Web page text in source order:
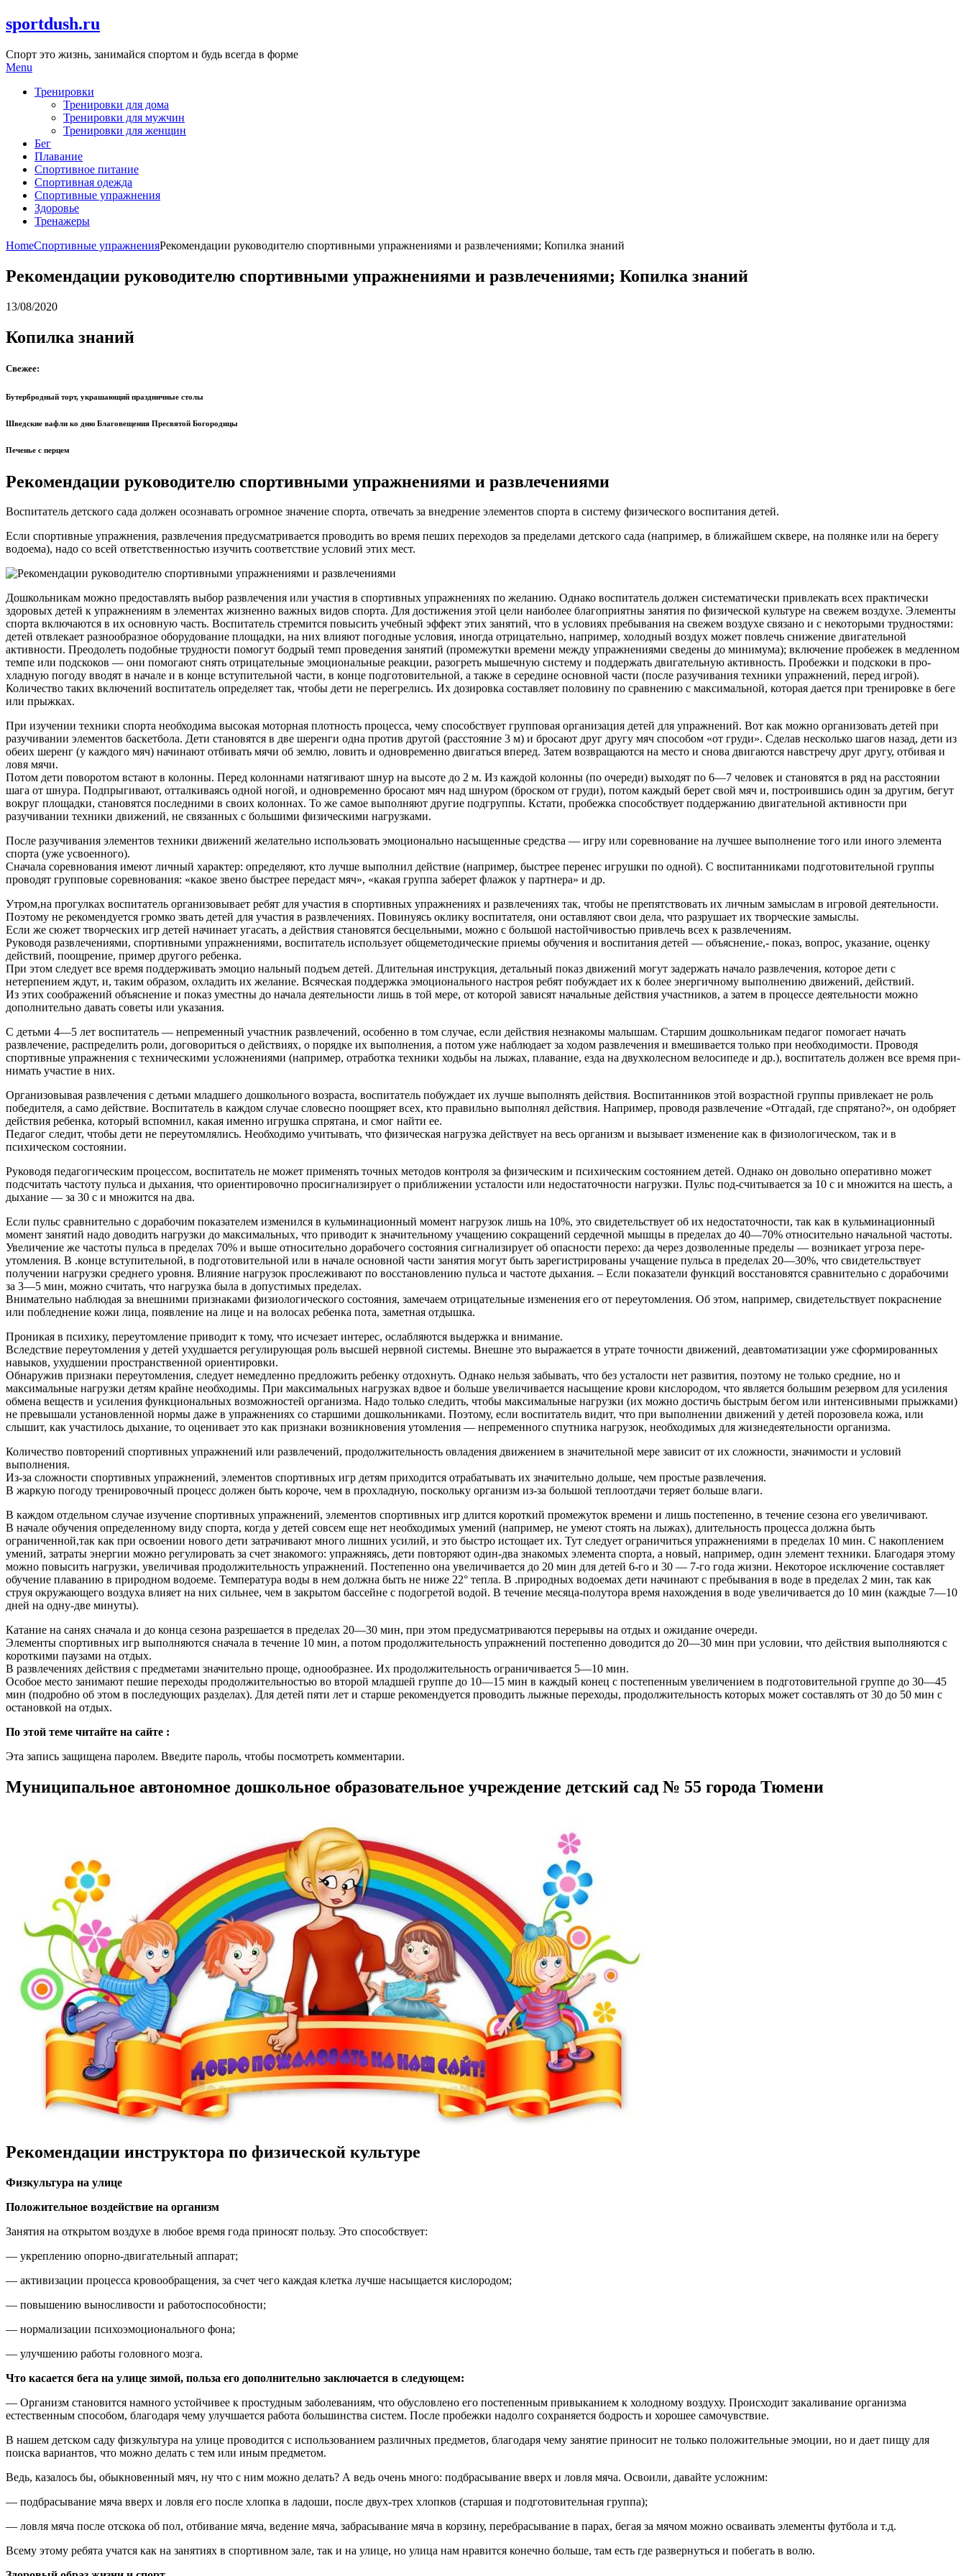
Skip
to
sportdush.ru
Спорт это жизнь, занимайся спортом и будь всегда в форме
Menu
Тренировки
Тренировки для дома
Тренировки для мужчин
Тренировки для женщин
Бег
Плавание
Спортивное питание
Спортивная одежда
Спортивные упражнения
Здоровье
Тренажеры
HomeСпортивные упражненияРекомендации руководителю спортивными упражнениями и развлечениями; Копилка знаний
Рекомендации руководителю спортивными упражнениями и развлечениями; Копилка знаний
13/08/2020
Копилка знаний
Свежее:
Бутербродный торт, украшающий праздничные столы
Шведские вафли ко дню Благовещения Пресвятой Богородицы
Печенье с перцем
Рекомендации руководителю спортивными упражнениями и развлечениями
Воспитатель детского сада должен осознавать огром­ное значение спорта, отвечать за внедрение элементов спорта в систему физического воспитания детей.
Если спортивные упражнения, развлечения предусматривается проводить во время пеших переходов за пределами детского сада (например, в ближайшем сквере, на полянке или на берегу
водоема), надо со всей ответственностью изучить соответствие условий этих мест.
Дошкольникам можно предоставлять выбор развле­чения или участия в спортивных упражнениях по желанию. Однако воспитатель должен систематически привлекать всех практически
здоровых детей к упражнениям в элемен­тах жизненно важных видов спорта. Для достижения этой цели наиболее благоприятны занятия по физической культуре на свежем воздухе. Элементы
спорта включаются в их основную часть. Воспитатель стремится повысить учебный эффект этих занятий, что в условиях пребывания на свежем воздухе связано и с некоторыми трудностями:
детей отвлекает разнообразное оборудование площадки, на них влияют погодные условия, иногда отрицательно, например, холодный воздух может повлечь сни­жение двигательной
активности. Преодолеть подобные трудности помогут бодрый темп проведения занятий (промежутки времени между упражнениями сведены до минимума); включение пробежек в медленном
темпе или подскоков — они помогают снять отрицательные эмоциональные реакции, разогреть мышечную систему и поддержать двигательную активность. Пробежки и подскоки в про­
хладную погоду вводят в начале и в конце вступитель­ной части, в конце подготовительной, а также в сере­дине основной части (после разучивания техники упраж­нений, перед игрой).
Количество таких включений воспита­тель определяет так, чтобы дети не перегрелись. Их дозировка составляет половину по сравнению с макси­мальной, которая дается при тренировке в беге
или прыжках.
При изучении техники спорта необходима высокая моторная плотность процесса, чему способствует групповая организация детей для упражнений. Вот как можно организовать детей при
разучивании элементов баскетбо­ла. Дети становятся в две шеренги одна против другой (расстояние 3 м) и бросают друг другу мяч способом «от груди». Сделав несколько шагов назад, дети из
обеих шеренг (у каждого мяч) начинают отбивать мячи об землю, ловить и одновременно двигаться вперед. Затем возвращаются на место и снова двигаются навстречу друг другу, отбивая и
ловя мячи.
Потом дети поворотом встают в колонны. Перед ко­лоннами натягивают шнур на высоте до 2 м. Из каждой колонны (по очереди) выходят по 6—7 человек и стано­вятся в ряд на расстоянии
шага от шнура. Подпрыги­вают, отталкиваясь одной ногой, и одновременно бро­сают мяч над шнуром (броском от груди), потом каждый берет свой мяч и, построившись один за другим, бегут
вокруг площадки, становятся последними в своих колон­нах. То же самое выполняют другие подгруппы. Кстати, пробежка способствует поддержанию двигательной актив­ности при
разучивании техники движений, не связанных с большими физическими нагрузками.
После разучивания элементов техники движений же­лательно использовать эмоционально насыщенные сред­ства — игру или соревнование на лучшее выполнение того или иного элемента
спорта (уже усвоенного).
Сначала соревнования имеют личный характер: определяют, кто лучше выполнил действие (например, быстрее перенес игрушки по одной). С воспитанниками подготовительной группы
проводят групповые соревнования: «какое звено быстрее передаст мяч», «какая группа заберет флажок у партнера» и др.
Утром,на прогулках воспитатель организовывает ребят для участия в спортивных упражнениях и развлечениях так, чтобы не препятствовать их личным замыслам в игровой деятельности.
Поэтому не рекомендуется громко звать детей для участия в развлечениях. Повинуясь оклику воспитателя, они оставляют свои дела, что разрушает их творческие замыслы.
Если же сюжет творческих игр детей начинает угасать, а действия становятся бесцельными, можно с большой настойчивостью привлечь всех к развлечениям.
Руководя развлечениями, спортивными упражнениями, воспитатель использует общеметодические приемы обуче­ния и воспитания детей — объяснение,- показ, вопрос, ука­зание, оценку
действий, поощрение, пример другого ре­бенка.
При этом следует все время поддерживать эмоцио нальный подъем детей. Длительная инструкция, детальный показ движений могут задержать начало развлечения, которое дети с
нетерпением ждут, и, таким образом, охладить их желание. Всяческая поддержка эмоциональ­ного настроя ребят побуждает их к более энергичному выполнению движений, действий.
Из этих соображений объяснение и показ уместны до начала деятельности лишь в той мере, от которой зависят начальные действия участников, а затем в процессе дея­тельности можно
дополнительно давать советы или ука­зания.
С детьми 4—5 лет воспитатель — непременный участ­ник развлечений, особенно в том случае, если действия незнакомы малышам. Старшим дошкольникам педагог помогает начать
развлечение, распределить роли, догово­риться о действиях, о порядке их выполнения, а потом уже наблюдает за ходом развлечения и вмешивается только при необходимости. Проводя
спортивные упражне­ния с техническими усложнениями (например, отработка техники ходьбы на лыжах, плавание, езда на двухколесном велосипеде и др.), воспитатель должен все время при­
нимать участие в них.
Организовывая развлечения с детьми младшего дош­кольного возраста, воспитатель побуждает их лучше вы­полнять действия. Воспитанников этой возрастной группы привлекает не роль
победителя, а само действие. Воспи­татель в каждом случае словесно поощряет всех, кто правильно выполнял действия. Например, проводя развле­чение «Отгадай, где спрятано?», он одобряет
действия ребенка, который вспомнил, какая именно игрушка спря­тана, и смог найти ее.
Педагог следит, чтобы дети не переутомлялись. Не­обходимо учитывать, что физическая нагрузка действует на весь организм и вызывает изменение как в физиоло­гическом, так и в
психическом состоянии.
Руководя педагогическим процессом, воспитатель не может применять точных методов контроля за физическим и психическим состоянием детей. Однако он довольно оперативно может
подсчитать частоту пульса и дыхания, что ориентировочно просигнализирует о приближении усталости или недостаточности нагрузки. Пульс под-считывается за 10 с и множится на шесть, а
дыхание — за 30 с и множится на два.
Если пульс сравнительно с дорабочим показателем из­менился в кульминационный момент нагрузок лишь на 10%, это свидетельствует об их недостаточности, так как в кульминационный
момент занятий надо доводить на­грузки до максимальных, что приводит к значительному учащению сокращений сердечной мышцы в пределах до 40—70% относительно начальной частоты.
Увеличение же частоты пульса в пределах 70% и выше относительно дорабочего состояния сигнализирует об опасности перехо: да через дозволенные пределы — возникает угроза пере­
утомления. В .конце вступительной, в подготовительной или в начале основной части занятия могут быть зарегист­рированы учащение пульса в пределах 20—30%, что свидетельствует
получении нагрузки среднего уровня. Влияние нагрузок прослеживают по восстановлению пульса и частоте дыхания. – Если показатели функций восстановятся сравнительно с дорабочими
за 3—5 мин, можно считать, что нагрузка была в допустимых пределах.
Внимательно наблюдая за внешними признаками фи­зиологического состояния, замечаем отрицательные изме­нения его от переутомления. Об этом, например, сви­детельствует покраснение
или побледнение кожи лица, появление на лице и на волосах ребенка пота, заметная отдышка.
Проникая в психику, переутомление приводит к тому, что исчезает интерес, ослабляются выдержка и вни­мание.
Вследствие переутомления у детей ухудшается регули­рующая роль высшей нервной системы. Внешне это выра­жается в утрате точности движений, деавтоматизации уже сформированных
навыков, ухудшении пространственной ориентировки.
Обнаружив признаки переутомления, следует немед­ленно предложить ребенку отдохнуть. Однако нельзя забы­вать, что без усталости нет развития, поэтому не только средние, но и
максимальные нагрузки детям крайне не­обходимы. При максимальных нагрузках вдвое и больше увеличивается насыщение крови кислородом, что является большим резервом для усиления
обмена веществ и уси­ления функциональных возможностей организма. Надо только следить, чтобы максимальные нагрузки (их можно достичь быстрым бегом или интенсивными прыжками)
не превышали установленной нормы даже в упражне­ниях со старшими дошкольниками. Поэтому, если во­спитатель видит, что при выполнении движений у детей порозовела кожа, или
слышит, как участилось дыхание, то оценивает это как признаки возникновения утомле­ния — непременного спутника нагрузок, необходимых для жизнедеятельности организма.
Количество повторений спортивных упражнений или развлечений, продолжительность овладения движением в значительной мере зависит от их сложности, значимости и условий
выполнения.
Из-за сложности спортивных упражнений, элементов спортивных игр детям приходится отрабатывать их значи­тельно дольше, чем простые развлечения.
В жаркую погоду тренировочный процесс должен быть короче, чем в прохладную, поскольку организм из-за боль­шой теплоотдачи теряет больше влаги.
В каждом отдельном случае изучение спортивных упражнений, элементов спортивных игр длится короткий промежуток времени и лишь постепенно, в течение сезона его увеличивают.
В начале обучения определенному виду спорта, когда у детей совсем еще нет необходимых умений (например, не умеют стоять на лыжах), длительность процесса долж­на быть
ограниченной,так как при освоении нового дети затрачивают много лишних усилий, и это быстро исто­щает их. Тут следует ограничиться упражнениями в преде­лах 10 мин. С накоплением
умений, затраты энергии можно регулировать за счет знакомого: упражняясь, дети повторяют один-два знакомых элемента спорта, а новый, например, один элемент техники. Благодаря этому
можно повысить нагрузки, увеличивая продолжительность упражнений. Постепенно она увеличивается до 20 мин для детей 6-го и 30 — 7-го года жизни. Некоторое исклю­чение составляет
обучение плаванию в природном водоеме. Температура воды в нем должна быть не ниже 22° тепла. В .природных водоемах дети начинают с пре­бывания в воде в пределах 2 мин, так как
струя окру­жающего воздуха влияет на них сильнее, чем в закрытом бассейне с подогретой водой. В течение месяца-полутора время нахождения в воде увеличивается до 10 мин (каждые 7—10
дней на одну-две минуты).
Катание на санях сначала и до конца сезона разре­шается в пределах 20—30 мин, при этом предусматривают­ся перерывы на отдых и ожидание очереди.
Элементы спортивных игр выполняются сначала в те­чение 10 мин, а потом продолжительность упражнений постепенно доводится до 20—30 мин при условии, что действия выполняются с
короткими паузами на отдых.
В развлечениях действия с предметами значительно проще, однообразнее. Их продолжительность ограничи­вается 5—10 мин.
Особое место занимают пешие переходы продолжи­тельностью во второй младшей группе до 10—15 мин в каждый конец с постепенным увеличением в подго­товительной группе до 30—45
мин (подробно об этом в последующих разделах). Для детей пяти лет и старше рекомендуется проводить лыжные переходы, продолжи­тельность которых может составлять от 30 до 50 мин с
остановкой на отдых.
По этой теме читайте на сайте :
Эта запись защищена паролем. Введите пароль, чтобы посмотреть комментарии.
Муниципальное автономное дошкольное образовательное учреждение детский сад № 55 города Тюмени
Рекомендации инструктора по физической культуре
Физкультура на улице
Положительное воздействие на организм
Занятия на открытом воздухе в любое время года приносят пользу. Это способствует:
— укреплению опорно-двигательный аппарат;
— активизации процесса кровообращения, за счет чего каждая клетка лучше насыщается кислородом;
— повышению выносливости и работоспособности;
— нормализации психоэмоционального фона;
— улучшению работы головного мозга.
Что касается бега на улице зимой, польза его дополнительно заключается в следующем:
— Организм становится намного устойчивее к простудным заболеваниям, что обусловлено его постепенным привыканием к холодному воздуху. Происходит закаливание организма
естественным способом, благодаря чему улучшается работа большинства систем. После пробежки надолго сохраняется бодрость и хорошее самочувствие.
В нашем детском саду физкультура на улице проводится с использованием различных предметов, благодаря чему занятие приносит не только положительные эмоции, но и дает пищу для
поиска вариантов, что можно делать с тем или иным предметом.
Ведь, казалось бы, обыкновенный мяч, ну что с ним можно делать? А ведь очень много: подбрасывание вверх и ловля мяча. Освоили, давайте усложним:
— подбрасывание мяча вверх и ловля его после хлопка в ладоши, после двух-трех хлопков (старшая и подготовительная группа);
— ловля мяча после отскока об пол, отбивание мяча, ведение мяча, забрасывание мяча в корзину, перебрасывание в парах, бегая за мячом можно осваивать элементы футбола и т.д.
Всему этому ребята учатся как на занятиях в спортивном зале, так и на улице, но улица нам нравится конечно больше, там есть где развернуться и побегать в волю.